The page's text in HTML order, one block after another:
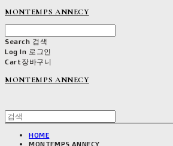
MONTEMPS ANNECY
Search 검색
Log In 로그인
Cart장바구니
MONTEMPS ANNECY
HOME
MONTEMPS ANNECY